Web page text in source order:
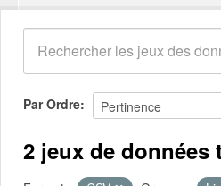
Organisations
Groupes
Demandes 0
À propos
Par Ordre
2 jeux de données